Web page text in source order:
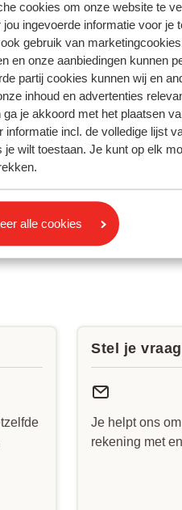
cookies om onze website te
ingevoerde informatie voor je
gebruik van
en onze aanbiedingen kunnen
partij cookies kunnen wij en
inhoud en advertenties
je akkoord met het plaatsen
informatie incl. de volledige lijst
wilt toestaan. Je kunt op elk
alle cookies
Stel je
Je helpt ons
rekening met